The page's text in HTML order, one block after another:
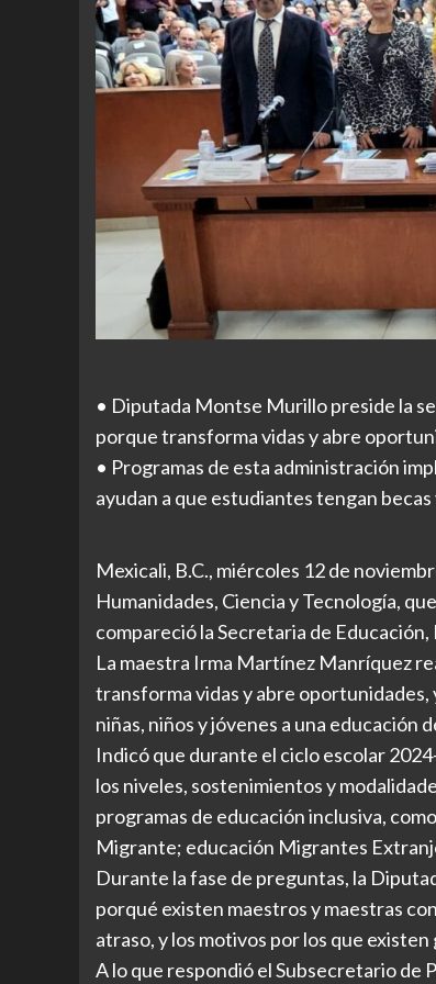
• Diputada Montse Murillo preside la
porque transforma vidas y abre
• Programas de esta administración
ayudan a que estudiantes tengan
Mexicali, B.C., miércoles 12 de
Humanidades, Ciencia y Tecnología,
compareció la Secretaria de
La maestra Irma Martínez Manríquez
transforma vidas y abre
niñas, niños y jóvenes a una educación
Indicó que durante el ciclo escolar
los niveles, sostenimientos y
programas de educación inclusiva,
Migrante; educación Migrantes
Durante la fase de preguntas, la
porqué existen maestros y maestras
atraso, y los motivos por los que
A lo que respondió el Subsecretario de